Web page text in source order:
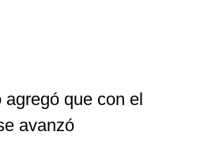
que con el
avanzó